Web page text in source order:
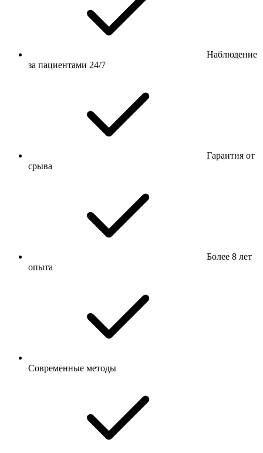
Наблюдение
за пациентами 24/7
Гарантия от
срыва
Более 8 лет
опыта
Современные методы